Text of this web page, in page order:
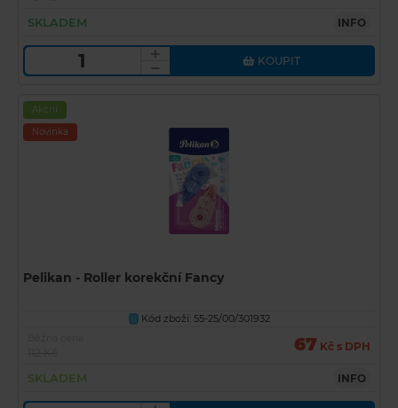
SKLADEM INFO
KOUPIT
Akční
Novinka
Pelikan - Roller korekční Fancy
U Kód zboží: 55-25/00/301932
67 Kč s DPH
SKLADEM INFO